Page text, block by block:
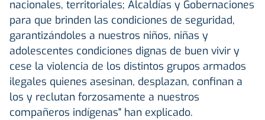
nacionales, territoriales; Alcaldías y Gobernaciones
para que brinden las condiciones de seguridad,
garantizándoles a nuestros niños, niñas y
adolescentes condiciones dignas de buen vivir y
cese la violencia de los distintos grupos armados
ilegales quienes asesinan, desplazan, confinan a
los y reclutan forzosamente a nuestros
compañeros indígenas" han explicado.